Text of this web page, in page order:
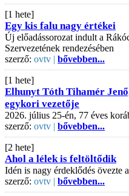
[1 hete]
Egy kis falu nagy értékei
Új előadássorozat indult a
Szervezetének rendezésében
szerző: ovtv | bővebben...
[1 hete]
Elhunyt Tóth Tihamér
egykori vezetője
2026. július 25-én, 77 éves
szerző: ovtv | bővebben...
[2 hete]
Ahol a lélek is feltöltődik
Idén is nagy érdeklődés övezte
szerző: ovtv | bővebben...